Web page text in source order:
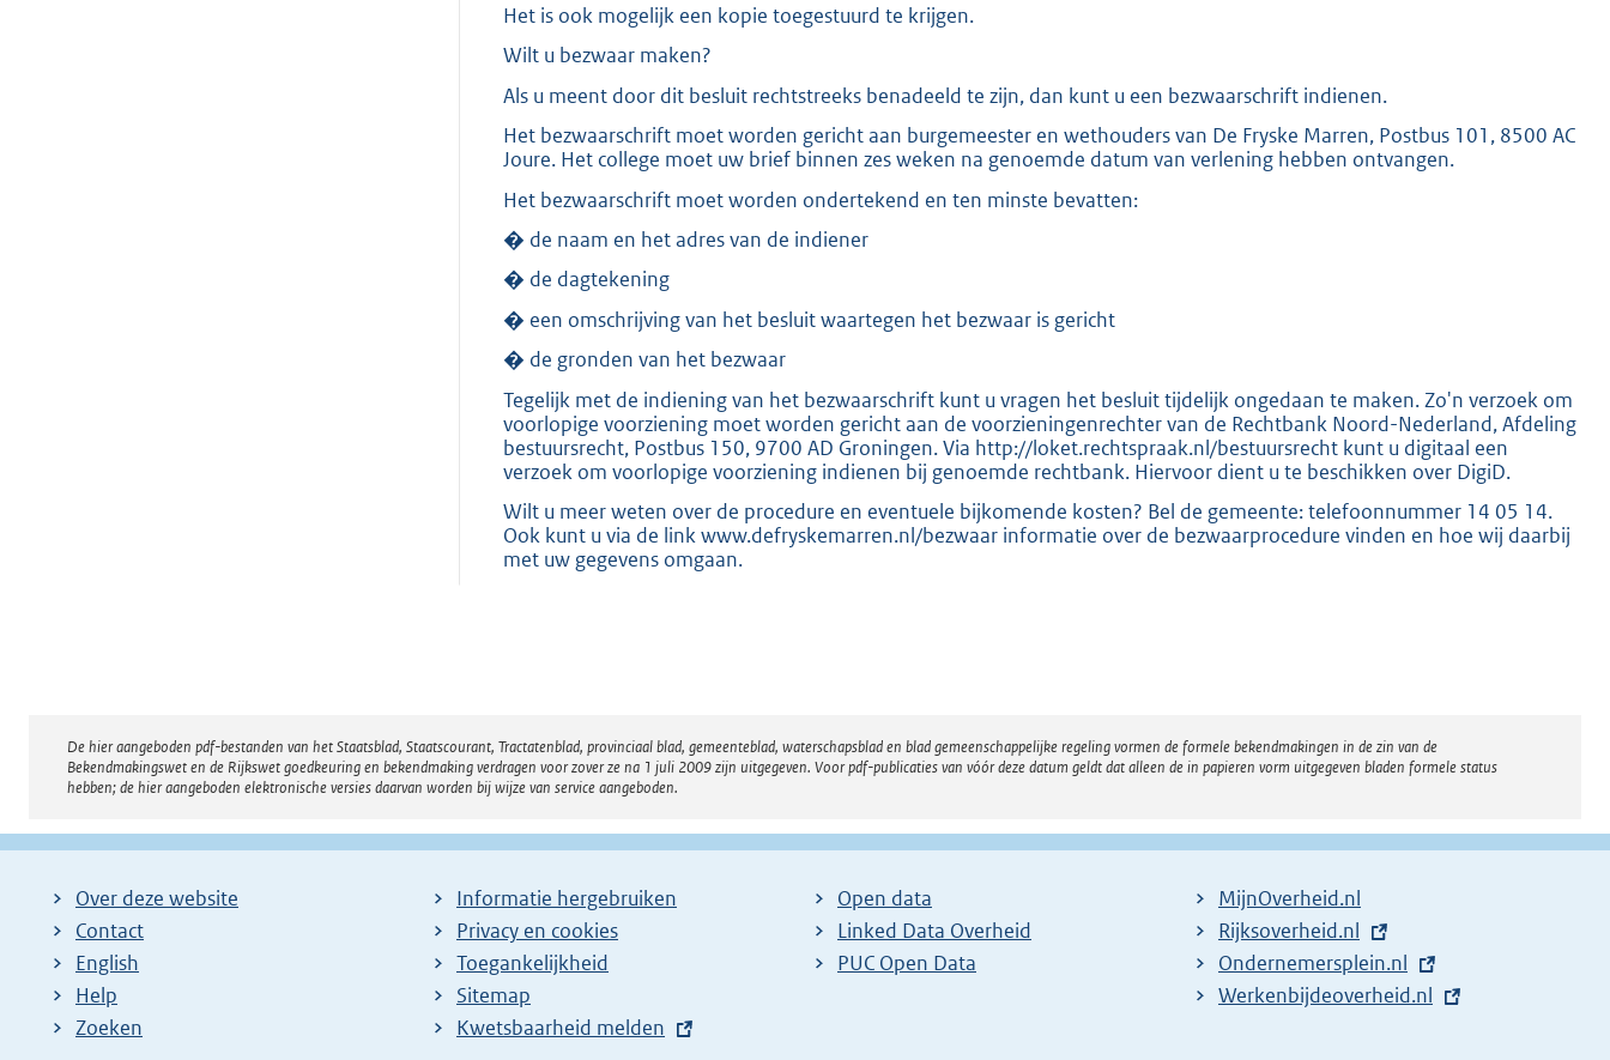
4
K
b
Het is ook mogelijk een kopie toegestuurd te krijgen.
Wilt u bezwaar maken?
Als u meent door dit besluit rechtstreeks benadeeld te zijn, dan kunt u een bezwaarschrift indienen.
Het bezwaarschrift moet worden gericht aan burgemeester en wethouders van De Fryske Marren, Postbus 101, 8500 AC
Joure. Het college moet uw brief binnen zes weken na genoemde datum van verlening hebben ontvangen.
Het bezwaarschrift moet worden ondertekend en ten minste bevatten:
� de naam en het adres van de indiener
� de dagtekening
� een omschrijving van het besluit waartegen het bezwaar is gericht
� de gronden van het bezwaar
Tegelijk met de indiening van het bezwaarschrift kunt u vragen het besluit tijdelijk ongedaan te maken. Zo'n verzoek om
voorlopige voorziening moet worden gericht aan de voorzieningenrechter van de Rechtbank Noord-Nederland, Afdeling
bestuursrecht, Postbus 150, 9700 AD Groningen. Via http://loket.rechtspraak.nl/bestuursrecht kunt u digitaal een
verzoek om voorlopige voorziening indienen bij genoemde rechtbank. Hiervoor dient u te beschikken over DigiD.
Wilt u meer weten over de procedure en eventuele bijkomende kosten? Bel de gemeente: telefoonnummer 14 05 14.
Ook kunt u via de link www.defryskemarren.nl/bezwaar informatie over de bezwaarprocedure vinden en hoe wij daarbij
met uw gegevens omgaan.
Disclaimer
De hier aangeboden pdf-bestanden van het Staatsblad, Staatscourant, Tractatenblad, provinciaal blad, gemeenteblad, waterschapsblad en blad gemeenschappelijke regeling vormen de formele bekendmakingen in de zin van de
Bekendmakingswet en de Rijkswet goedkeuring en bekendmaking verdragen voor zover ze na 1 juli 2009 zijn uitgegeven. Voor pdf-publicaties van vóór deze datum geldt dat alleen de in papieren vorm uitgegeven bladen formele status
hebben; de hier aangeboden elektronische versies daarvan worden bij wijze van service aangeboden.
Over deze website
Contact
English
Help
Zoeken
Informatie hergebruiken
Privacy en cookies
Toegankelijkheid
Sitemap
E
Kwetsbaarheid melden
Open data
Linked Data Overheid
PUC Open Data
MijnOverheid.nl
E
x
t
Rijksoverheid.nl
E
x
Ondernemersplein.nl
E
Werkenbijdeoverheid.nl